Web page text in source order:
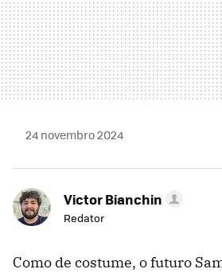
24 novembro 2024
Victor Bianchin
Redator
Como de costume, o futuro